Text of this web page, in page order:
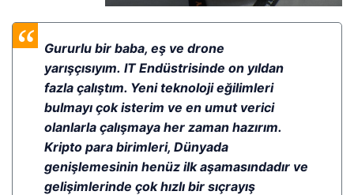
Gururlu bir baba, eş ve drone
yarışçısıyım. IT Endüstrisinde on yıldan
fazla çalıştım. Yeni teknoloji eğilimleri
bulmayı çok isterim ve en umut verici
olanlarla çalışmaya her zaman hazırım.
Kripto para birimleri, Dünyada
genişlemesinin henüz ilk aşamasındadır ve
gelişimlerinde çok hızlı bir sıçrayış